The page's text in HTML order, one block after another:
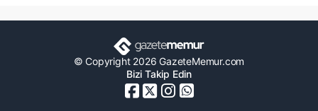
© Copyright 2026 GazeteMemur.com
Bizi Takip Edin